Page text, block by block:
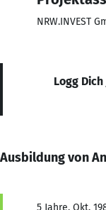
NRW.INVEST
Logg
Ausbildung von
5 Jahre, Okt.